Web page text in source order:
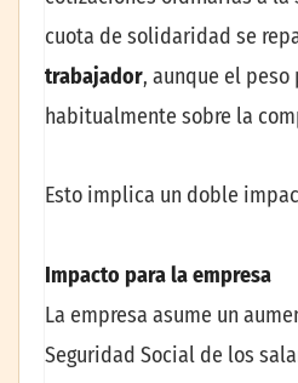
cuota de solidaridad se
trabajador, aunque el
habitualmente sobre la
Esto implica un doble
Impacto para la empresa
La empresa asume un
Seguridad Social de los